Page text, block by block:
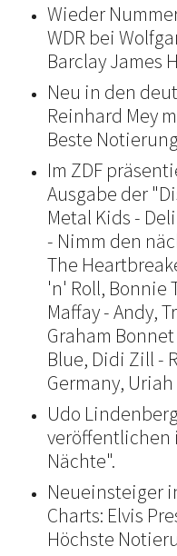
Wieder
WDR bei
Barclay James
Neu in den
Reinhard Mey
Beste
Im ZDF
Ausgabe der
Metal Kids -
- Nimm den
The
'n' Roll, Bonnie
Maffay - Andy,
Graham
Blue, Didi Zill -
Germany,
Udo
veröffentlichen
Nächte".
Neueinsteiger
Charts: Elvis
Höchste